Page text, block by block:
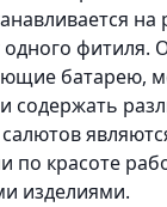
одного фитиля.
батарею,
содержать
по красоте
изделиями.